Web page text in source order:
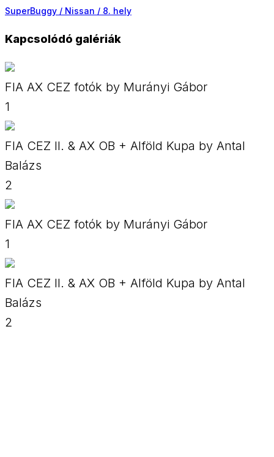
SuperBuggy / Nissan / 8. hely
Kapcsolódó galériák
FIA AX CEZ fotók by Murányi Gábor
1
FIA CEZ II. & AX OB + Alföld Kupa by Antal
Balázs
2
FIA AX CEZ fotók by Murányi Gábor
1
FIA CEZ II. & AX OB + Alföld Kupa by Antal
Balázs
2